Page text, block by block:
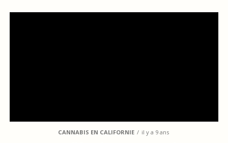
CANNABIS EN CALIFORNIE il y a 9 ans